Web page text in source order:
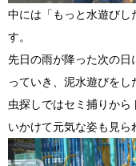
中には「もっと水遊びし
す。
先日の雨が降った次の日
っていき、泥水遊びをし
虫探しではセミ捕りから
いかけて元気な姿も見ら